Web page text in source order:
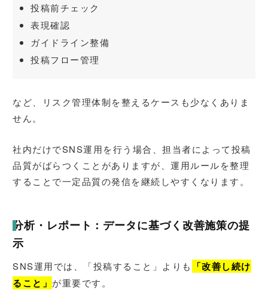
投稿前チェック
表現確認
ガイドライン整備
投稿フロー管理
など、リスク管理体制を整えるケースも少なくありま
せん。
社内だけでSNS運用を行う場合、担当者によって投稿
品質がばらつくことがありますが、運用ルールを整理
することで一定品質の発信を継続しやすくなります。
分析・レポート：データに基づく改善施策の提
示
SNS運用では、「投稿すること」よりも
「改善し続け
ること」 が重要です。